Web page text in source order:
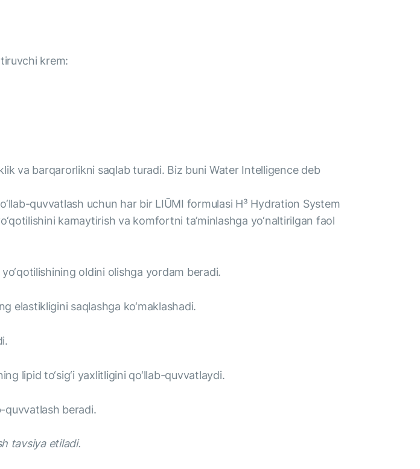
krem:
va barqarorlikni saqlab turadi. Biz buni Water Intelligence deb
quvvatlash uchun har bir LIŪMI formulasi H³ Hydration System
kamaytirish va komfortni ta’minlashga yo‘naltirilgan faol
oldini olishga yordam beradi.
elastikligini saqlashga ko‘maklashadi.
lipid to‘sig‘i yaxlitligini qo‘llab-quvvatlaydi.
quvvatlash beradi.
tavsiya etiladi.